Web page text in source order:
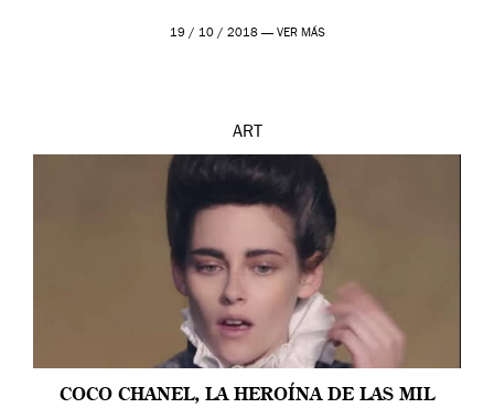
19 / 10 / 2018 — VER MÁS
ART
COCO CHANEL, LA HEROÍNA DE LAS MIL